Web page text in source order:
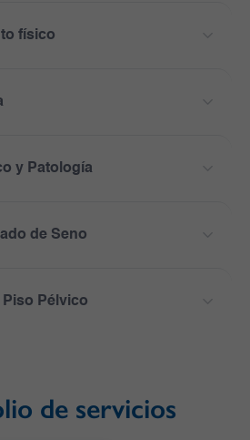
físico
y Patología
de Seno
Piso Pélvico
de servicios